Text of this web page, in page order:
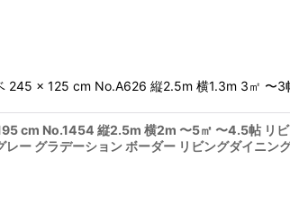
245 × 125 cm No.A626 縦2.5m 横1.3m 3㎡ 〜
cm No.1454 縦2.5m 横2m 〜5㎡ 〜4.5帖 リ
レー グラデーション ボーダー リビングダイ